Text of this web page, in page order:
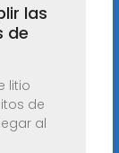
las
de
litio
de
al